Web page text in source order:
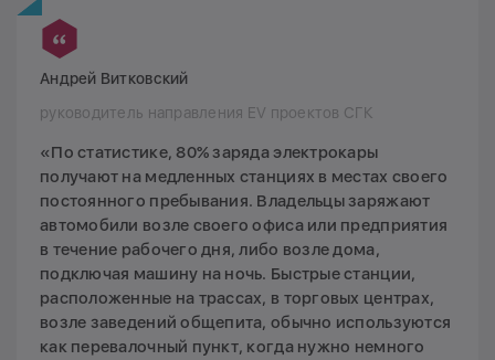
Андрей Витковский
руководитель направления EV проектов СГК
«По статистике, 80% заряда электрокары
получают на медленных станциях в местах своего
постоянного пребывания. Владельцы заряжают
автомобили возле своего офиса или предприятия
в течение рабочего дня, либо возле дома,
подключая машину на ночь. Быстрые станции,
расположенные на трассах, в торговых центрах,
возле заведений общепита, обычно используются
как перевалочный пункт, когда нужно немного